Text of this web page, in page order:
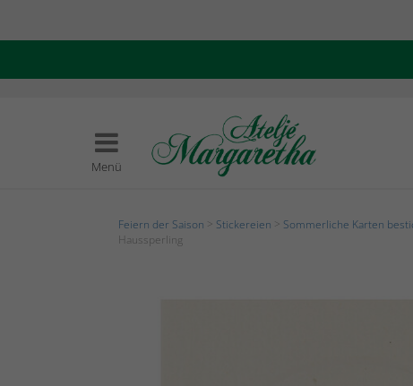
Menü
Feiern der Saison Stickereien Sommerliche Karten
Haussperling